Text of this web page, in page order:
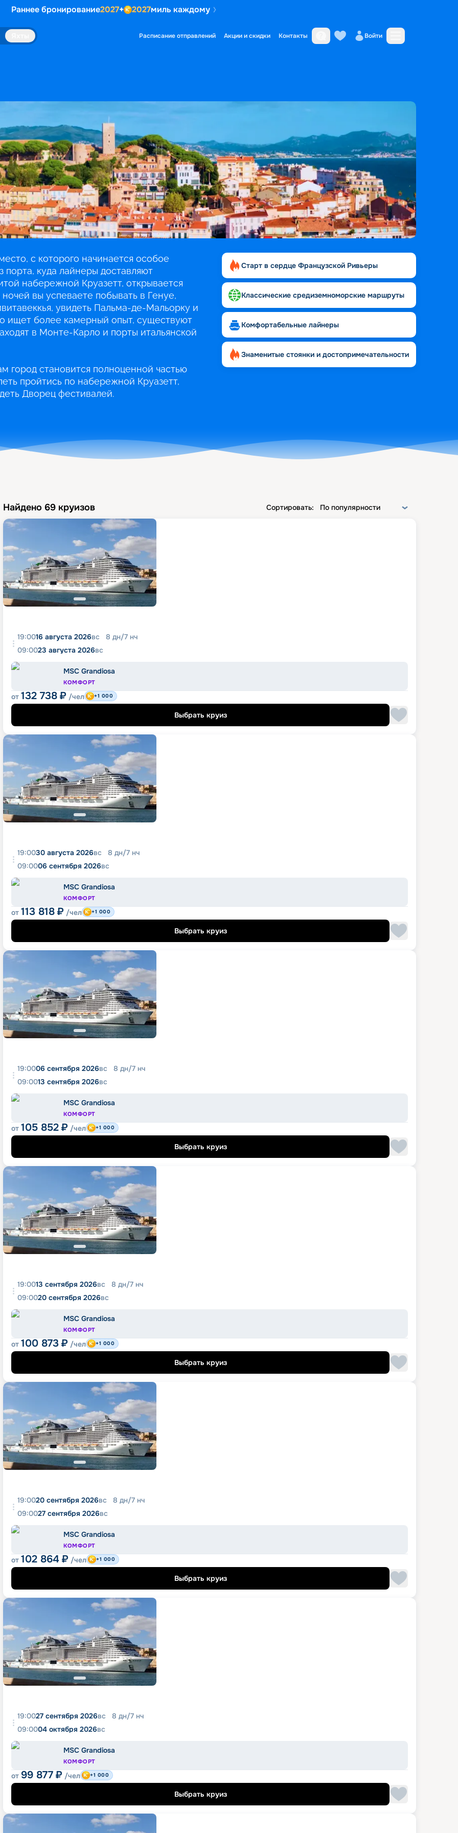
Раннее бронирование2027+ 2027миль каждому
Расписание отправлений Акции и скидки Контакты Войти
с которого начинается особое
куда лайнеры доставляют
набережной Круазетт, открывается
вы успеваете побывать в Генуе,
увидеть Пальма-де-Мальорку и
ищет более камерный опыт, существуют
в Монте-Карло и порты итальянской
город становится полноценной частью
пройтись по набережной Круазетт,
Дворец фестивалей.
Старт в сердце Французской Ривьеры
Классические средиземноморские маршруты
Комфортабельные лайнеры
Знаменитые стоянки и достопримечательности
Найдено 69 круизов Сортировать: По популярности
19:0016 августа 2026вс 8 дн/7 нч
09:0023 августа 2026вс
MSC Grandiosa
КОМФОРТ
от 132 738 ₽ /чел +1 000
Выбрать круиз
19:0030 августа 2026вс 8 дн/7 нч
09:0006 сентября 2026вс
MSC Grandiosa
КОМФОРТ
от 113 818 ₽ /чел +1 000
Выбрать круиз
19:0006 сентября 2026вс 8 дн/7 нч
09:0013 сентября 2026вс
MSC Grandiosa
КОМФОРТ
от 105 852 ₽ /чел +1 000
Выбрать круиз
19:0013 сентября 2026вс 8 дн/7 нч
09:0020 сентября 2026вс
MSC Grandiosa
КОМФОРТ
от 100 873 ₽ /чел +1 000
Выбрать круиз
19:0020 сентября 2026вс 8 дн/7 нч
09:0027 сентября 2026вс
MSC Grandiosa
КОМФОРТ
от 102 864 ₽ /чел +1 000
Выбрать круиз
19:0027 сентября 2026вс 8 дн/7 нч
09:0004 октября 2026вс
MSC Grandiosa
КОМФОРТ
от 99 877 ₽ /чел +1 000
Выбрать круиз